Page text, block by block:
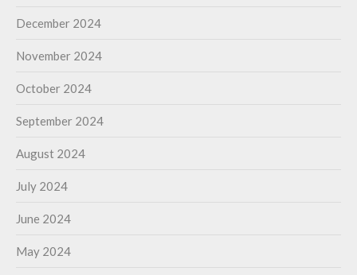
December 2024
November 2024
October 2024
September 2024
August 2024
July 2024
June 2024
May 2024